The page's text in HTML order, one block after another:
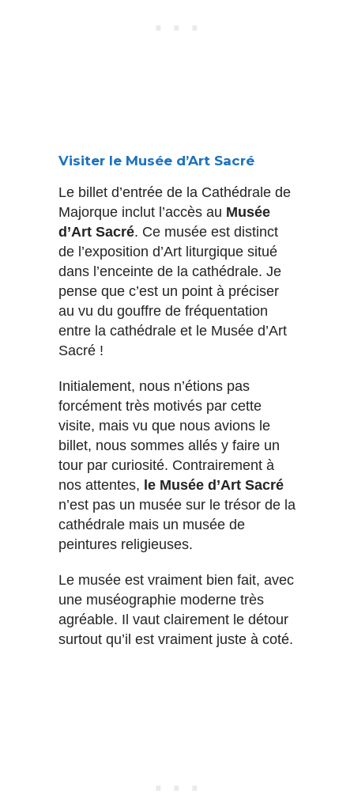
Visiter le Musée d’Art Sacré
Le billet d’entrée de la Cathédrale de
Majorque inclut l’accès au Musée
d’Art Sacré. Ce musée est distinct
de l’exposition d’Art liturgique situé
dans l’enceinte de la cathédrale. Je
pense que c’est un point à préciser
au vu du gouffre de fréquentation
entre la cathédrale et le Musée d’Art
Sacré !
Initialement, nous n’étions pas
forcément très motivés par cette
visite, mais vu que nous avions le
billet, nous sommes allés y faire un
tour par curiosité. Contrairement à
nos attentes, le Musée d’Art Sacré
n’est pas un musée sur le trésor de la
cathédrale mais un musée de
peintures religieuses.
Le musée est vraiment bien fait, avec
une muséographie moderne très
agréable. Il vaut clairement le détour
surtout qu’il est vraiment juste à coté.